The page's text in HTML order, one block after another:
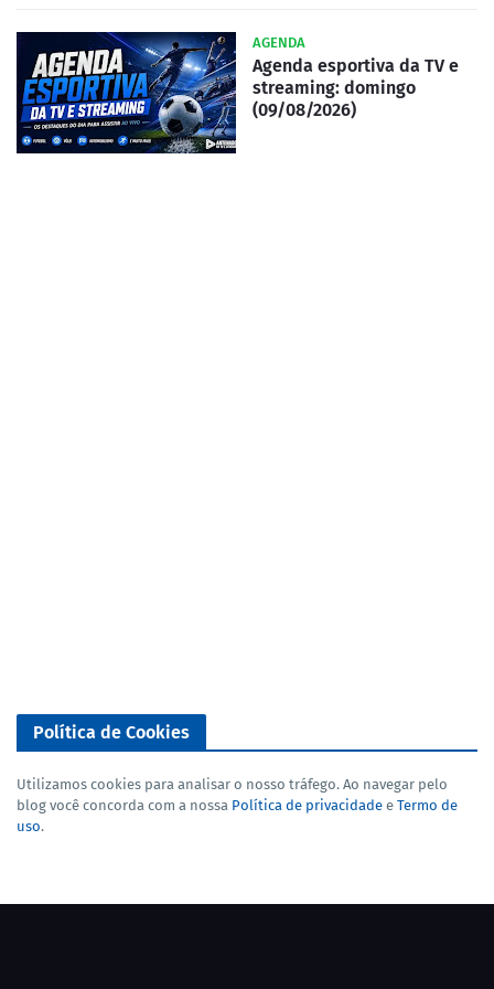
AGENDA
Agenda esportiva da TV e
streaming: domingo
(09/08/2026)
Política de Cookies
Utilizamos cookies para analisar o nosso tráfego. Ao navegar pelo
blog você concorda com a nossa Política de privacidade e Termo de
uso.